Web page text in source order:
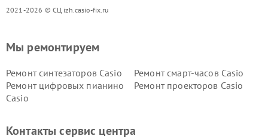
2021-2026 © СЦ izh.casio-fix.ru
Мы ремонтируем
Ремонт синтезаторов Casio
Ремонт смарт-часов Casio
Ремонт цифровых пианино
Casio
Ремонт проекторов Casio
Контакты сервис центра